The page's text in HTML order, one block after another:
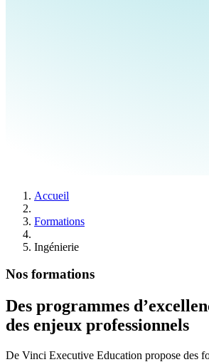
Accueil
Formations
Ingénierie
Nos formations
Des programmes
des enjeux professionnels
De Vinci Executive Education propose des